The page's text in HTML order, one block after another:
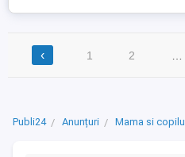
‹ 1 2
Publi24 Anunțuri Mama si copilul